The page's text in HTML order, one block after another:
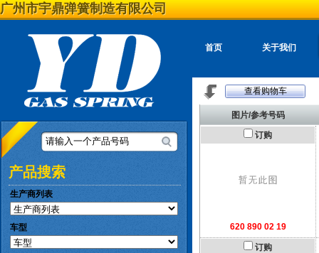
广州市宇鼎弹簧制造有限公司
首页 关于我们
查看购物车
图片/参考号码
订购
620 890 02 19
订购
请输入一个产品号码
产品搜索
生产商列表
车型